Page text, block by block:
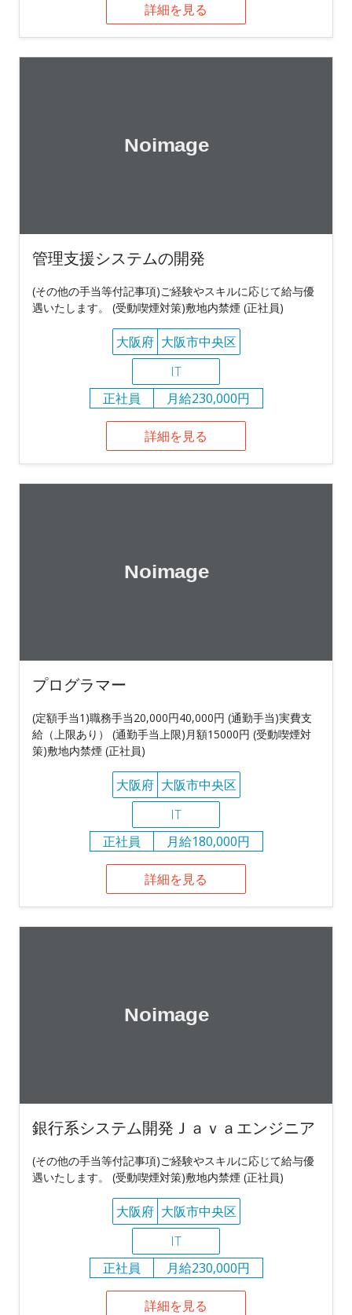
詳細を見る
管理支援システムの開発
(その他の手当等付記事項)ご経験やスキルに応じて給与優
遇いたします。 (受動喫煙対策)敷地内禁煙 (正社員)
大阪府 大阪市中央区
IT
正社員
月給230,000円
詳細を見る
プログラマー
(定額手当1)職務手当20,000円40,000円 (通勤手当)実費支
給（上限あり） (通勤手当上限)月額15000円 (受動喫煙対
策)敷地内禁煙 (正社員)
大阪府 大阪市中央区
IT
正社員
月給180,000円
詳細を見る
銀行系システム開発Ｊａｖａエンジニア
(その他の手当等付記事項)ご経験やスキルに応じて給与優
遇いたします。 (受動喫煙対策)敷地内禁煙 (正社員)
大阪府 大阪市中央区
IT
正社員
月給230,000円
詳細を見る